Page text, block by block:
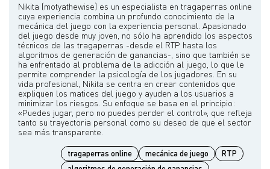
Nikita (motyathewise) es un especialista en tragaperras online
cuya experiencia combina un profundo conocimiento de la
mecánica del juego con la experiencia personal. Apasionado
del juego desde muy joven, no sólo ha aprendido los aspectos
técnicos de las tragaperras -desde el RTP hasta los
algoritmos de generación de ganancias-, sino que también se
ha enfrentado al problema de la adicción al juego, lo que le
permite comprender la psicología de los jugadores. En su
vida profesional, Nikita se centra en crear contenidos que
expliquen los matices del juego y ayuden a los usuarios a
minimizar los riesgos. Su enfoque se basa en el principio:
«Puedes jugar, pero no puedes perder el control», que refleja
tanto su trayectoria personal como su deseo de que el sector
tragaperras online mecánica de juego
RTP